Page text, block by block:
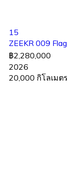
15
ZEEKR 009
฿2,280,000
2026
20,000 กิโลเมตร